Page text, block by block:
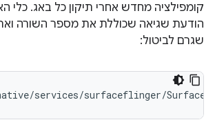
קומפילציה מחדש אחרי תיקון כל באג. כלי
הודעת שגיאה שכוללת את מספר השורה
שגרם לביטול:
/services/surfaceflinger/